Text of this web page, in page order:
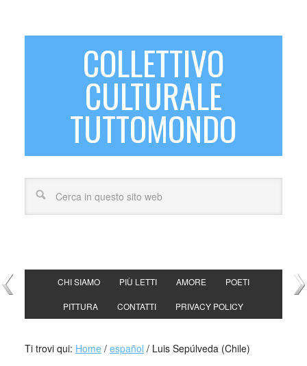
COLLETTIVO
CULTURALE
TUTTOMONDO
CHI SIAMO PIÙ LETTI AMORE POETI
PITTURA CONTATTI PRIVACY POLICY
Ti trovi qui: Home / español /Luis Sepúlveda (Chile)